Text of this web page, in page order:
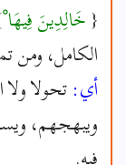
{خَالِدِينَ فِيهَا ْ
الكامل، ومن
أي:تحولا ولا
ويبهجهم،